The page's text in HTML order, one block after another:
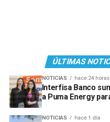
ÚLTIMAS
NOTICIAS hace 24 horas
Interfisa Banco
a Puma Energy
NOTICIAS hace 1 día